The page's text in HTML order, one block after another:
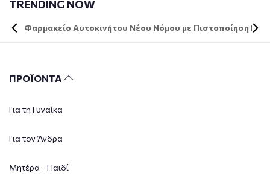
TRENDING NOW
Φαρμακείο Αυτοκινήτου Νέου Νόμου με Πιστοποίηση DIN
ΠΡΟΪΟΝΤΑ
Για τη Γυναίκα
Για τον Άνδρα
Μητέρα - Παιδί